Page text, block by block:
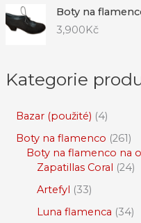
Boty na
3,900Kč
Kategorie
Bazar (použité) 4
Boty na flamenco 261
Boty na flamenco na
Zapatillas Coral 24
Artefyl 33
Luna flamenca 34